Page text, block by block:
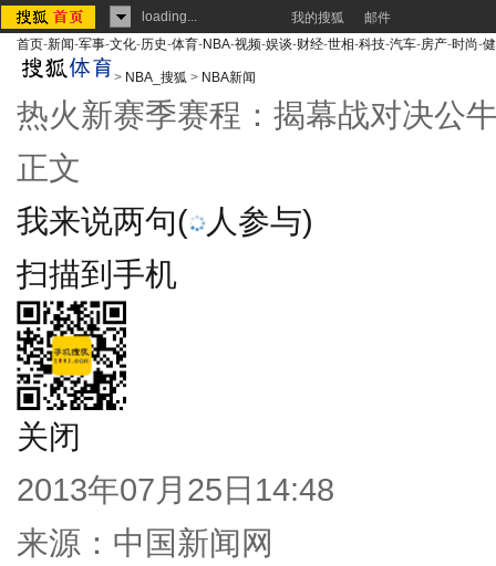
loading... 我的搜狐
邮件
首页-新闻-军事-文化-历史-体育-NBA-视频-娱谈-财经-世相-科技-汽车-房产-时尚-
> NBA_搜狐 > NBA新闻
热火新赛季赛程：揭幕战对决公
正文
我来说两句(
人参与)
扫描到手机
关闭
2013年07月25日14:48
来源： 中国新闻网